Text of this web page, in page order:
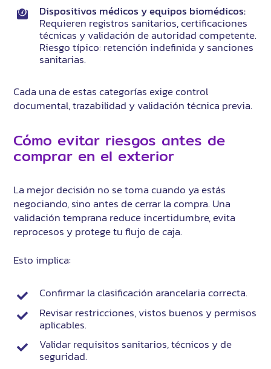
Dispositivos médicos y equipos biomédicos:
Requieren registros sanitarios, certificaciones
técnicas y validación de autoridad competente.
Riesgo típico: retención indefinida y sanciones
sanitarias.
Cada una de estas categorías exige control
documental, trazabilidad y validación técnica previa.
Cómo evitar riesgos antes de
comprar en el exterior
La mejor decisión no se toma cuando ya estás
negociando, sino antes de cerrar la compra. Una
validación temprana reduce incertidumbre, evita
reprocesos y protege tu flujo de caja.
Esto implica:
Confirmar la clasificación arancelaria correcta.
Revisar restricciones, vistos buenos y permisos
aplicables.
Validar requisitos sanitarios, técnicos y de
seguridad.